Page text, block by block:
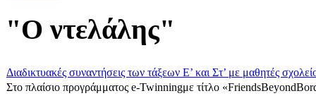
"Ο ντελάλης"
Διαδικτυακές συναντήσεις των τάξεων Ε’ και Στ’ με μαθητές
Στο πλαίσιο προγράμματος e-Twinningμε τίτλο